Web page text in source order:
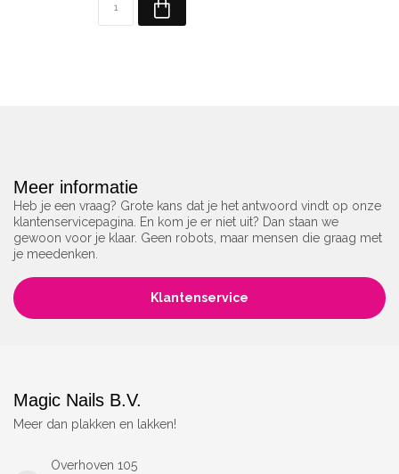
Meer informatie
Heb je een vraag? Grote kans dat je het antwoord vindt op onze
klantenservicepagina. En kom je er niet uit? Dan staan we
gewoon voor je klaar. Geen robots, maar mensen die graag met
je meedenken.
Klantenservice
Magic Nails B.V.
Meer dan plakken en lakken!
Overhoven 105